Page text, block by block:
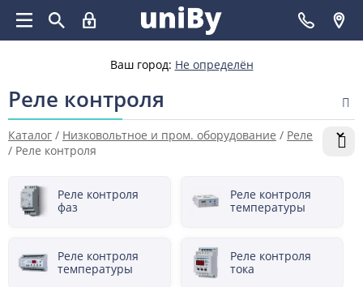
Ваш город: Не определён
Реле контроля
Каталог / Низковольтное и пром. оборудование / Реле
/ Реле контроля
Реле контроля
фаз
Реле контроля
температуры
Реле контроля
температуры
Реле контроля
тока